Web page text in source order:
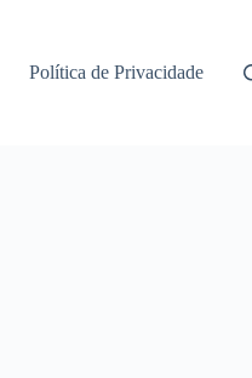
Política de Privacidade